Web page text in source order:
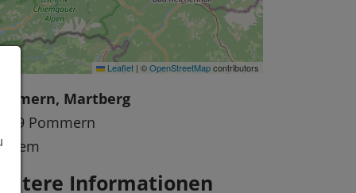
Leaflet | ©OpenStreetMapcontributors
Martberg
Pommern
Informationen